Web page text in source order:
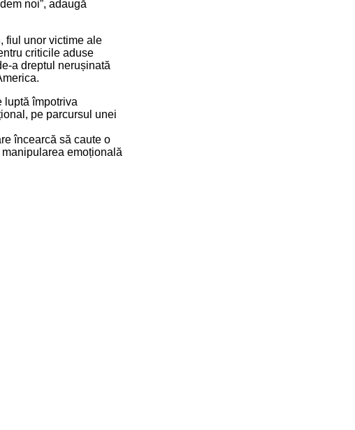
noi”, adaugă
fiul unor victime ale
criticile aduse
a dreptul nerușinată
luptă împotriva
pe parcursul unei
încearcă să caute o
emoțională